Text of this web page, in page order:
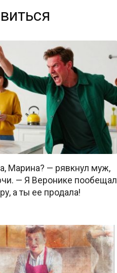
Марина? — рявкнул муж,
— Я Веронике пообещал
а ты ее продала!